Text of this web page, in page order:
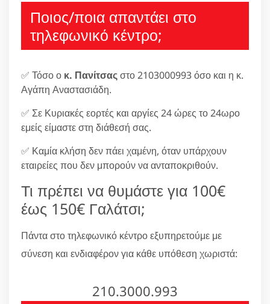
Ποιος/ποια απαντάει στο
τηλεφωνικό κέντρο;
✅ Τόσο ο κ. Πανίτσαςστο 2103000993 όσο και η κ.
Αγάπη Αναστασιάδη.
✅ Σε Κυριακές εορτές και αργίες 24 ώρες το 24ωρο
εμείς είμαστε στη διάθεσή σας.
✅ Καμία κλήση δεν πάει χαμένη, όταν υπάρχουν
εταιρείες που δεν μπορούν να ανταποκριθούν.
Τι πρέπει να θυμάστε για 100€
έως 150€ Γαλάτσι;
Πάντα στο τηλεφωνικό κέντρο εξυπηρετούμε με
σύνεση και ενδιαφέρον για κάθε υπόθεση χωριστά:
210.3000.993